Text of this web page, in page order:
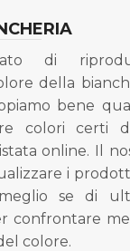
di
della
bene
colori certi
online. Il
i
se di
confrontare
colore.